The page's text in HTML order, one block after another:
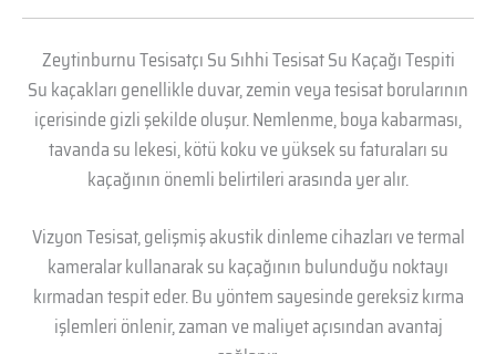
Zeytinburnu Tesisatçı Su Sıhhi Tesisat Su Kaçağı Tespiti
Su kaçakları genellikle duvar, zemin veya tesisat borularının
içerisinde gizli şekilde oluşur. Nemlenme, boya kabarması,
tavanda su lekesi, kötü koku ve yüksek su faturaları su
kaçağının önemli belirtileri arasında yer alır.
Vizyon Tesisat, gelişmiş akustik dinleme cihazları ve termal
kameralar kullanarak su kaçağının bulunduğu noktayı
kırmadan tespit eder. Bu yöntem sayesinde gereksiz kırma
işlemleri önlenir, zaman ve maliyet açısından avantaj